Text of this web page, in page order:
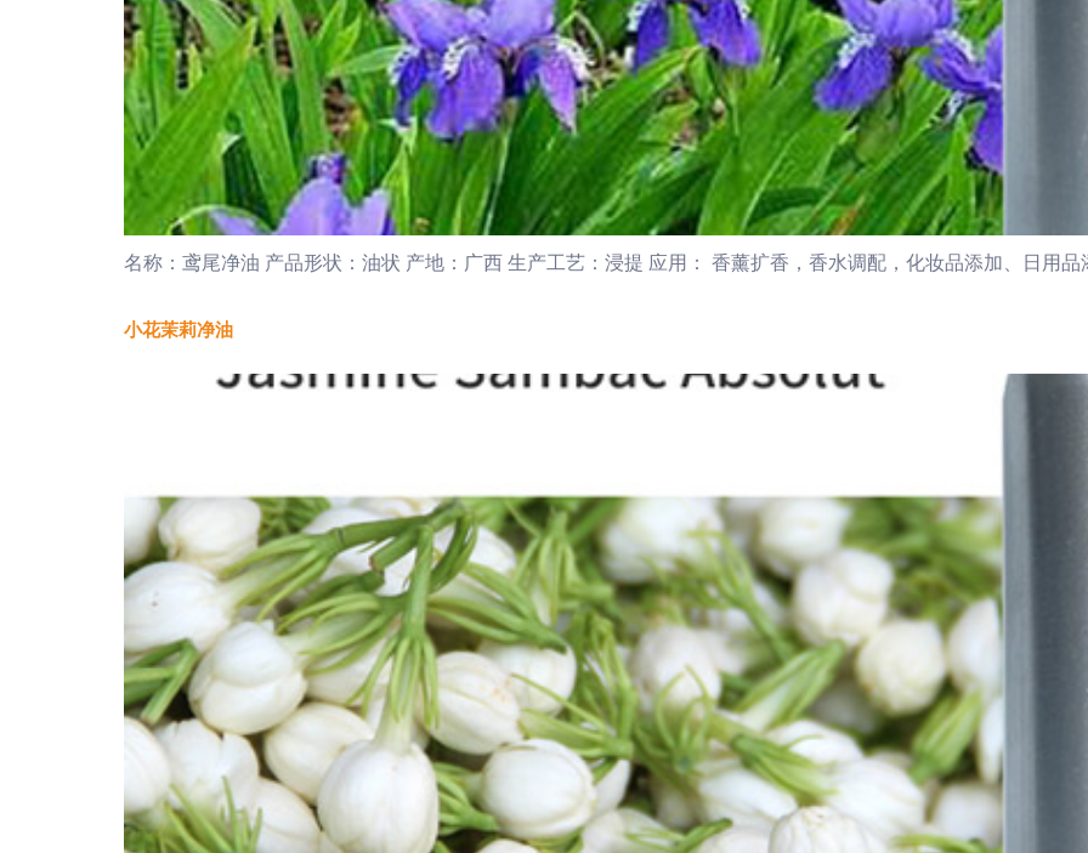
名称：鸢尾净油 产品形状：油状 产地：广西 生产工艺：浸提 应用： 香薰扩香，香水调配，化妆品添加、日用
小花茉莉净油